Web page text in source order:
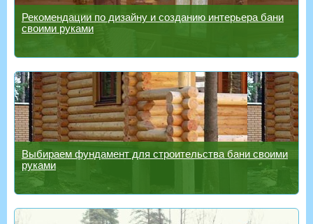
Рекомендации по дизайну и созданию интерьера бани
своими руками
Выбираем фундамент для строительства бани своими
руками